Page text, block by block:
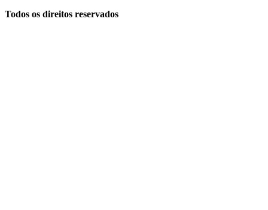
Todos os direitos reservados